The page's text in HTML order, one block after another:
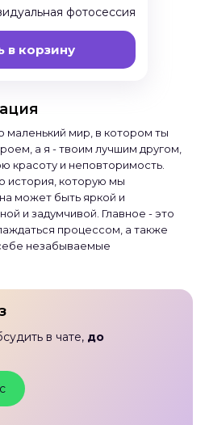
фотосессия
в корзину
маленький мир, в котором ты
а я - твоим лучшим другом,
красоту и неповторимость.
история, которую мы
может быть яркой и
и задумчивой. Главное - это
процессом, а также
незабываемые
в чате, до